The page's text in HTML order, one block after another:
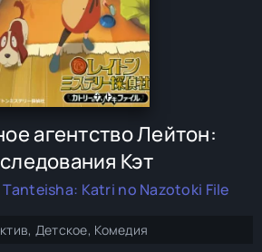
агентство Лейтон:
Кэт
Katri no Nazotoki File
Детское, Комедия